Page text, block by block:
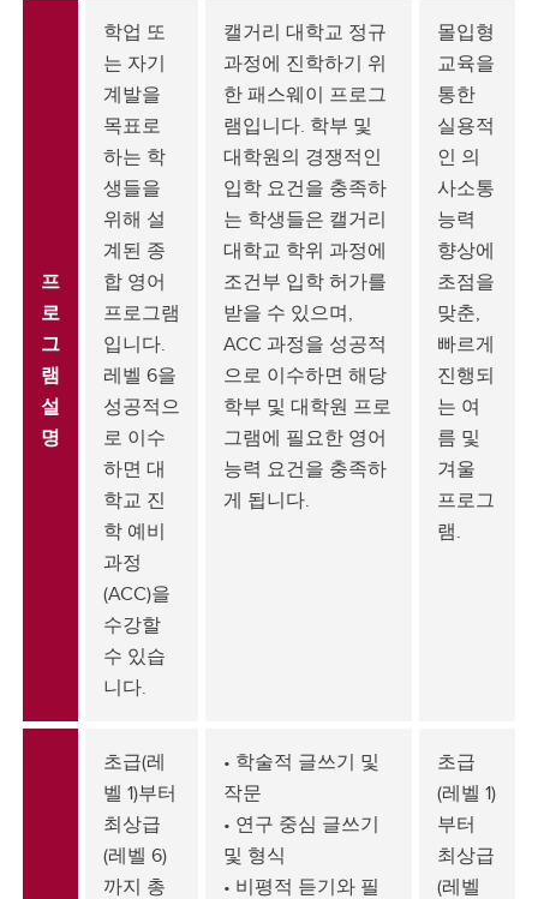
프
로
그
램
설
명
학업 또
는 자기
계발을
목표로
하는 학
생들을
위해 설
계된 종
합 영어
프로그램
입니다.
레벨 6을
성공적으
로 이수
하면 대
학교 진
학 예비
과정
(ACC)을
수강할
수 있습
니다.
캘거리 대학교 정규
과정에 진학하기 위
한 패스웨이 프로그
램입니다. 학부 및
대학원의 경쟁적인
입학 요건을 충족하
는 학생들은 캘거리
대학교 학위 과정에
조건부 입학 허가를
받을 수 있으며,
ACC 과정을 성공적
으로 이수하면 해당
학부 및 대학원 프로
그램에 필요한 영어
능력 요건을 충족하
게 됩니다.
몰입형
교육을
통한
실용적
인 의
사소통
능력
향상에
초점을
맞춘,
빠르게
진행되
는 여
름 및
겨울
프로그
램.
초급(레
벨 1)부터
최상급
(레벨 6)
까지 총
• 학술적 글쓰기 및
작문
• 연구 중심 글쓰기
및 형식
• 비평적 듣기와 필
초급
(레벨 1)
부터
최상급
(레벨